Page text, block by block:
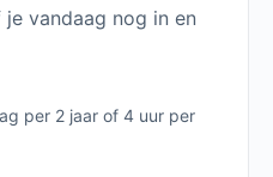
vandaag nog in en
per 2 jaar of 4 uur per